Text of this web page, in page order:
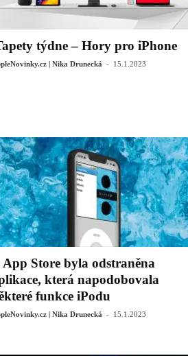
týdne – Hory pro iPhone
| Nika Drunecká - 15.1.2023
App Store byla odstraněna
která napodobovala
funkce iPodu
| Nika Drunecká - 15.1.2023